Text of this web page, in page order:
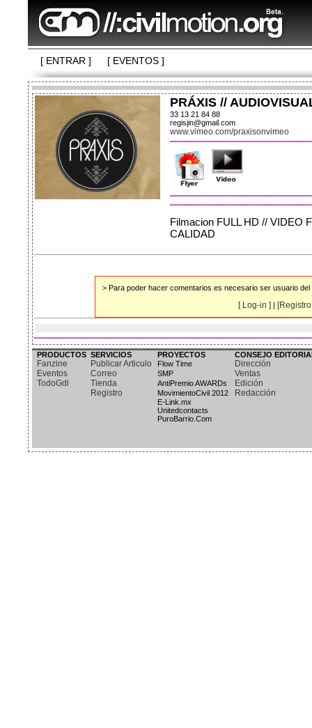
[ EVENTOS ]
[ ENTRAR ]
PRÁXIS //
33 13 21 84 88
regisjin@gmail.com
www.vimeo.com/praxisonvimeo
Filmacion FULL HD // VIDEO
> Para poder hacer comentarios es necesario ser usuario del
[ Log-in ] |
PRODUCTOS SERVICIOS PROYECTOS CONSEJO
Fanzine Publicar Articulo Flow Time
Dirección
Eventos
Correo SMP
Ventas
TodoGdl
Tienda AntiPremio AWARDs
Edición
Registro
MovimientoCivil 2012 Redacción
E-Link.mx
Unitedcontacts
PuroBarrio.Com